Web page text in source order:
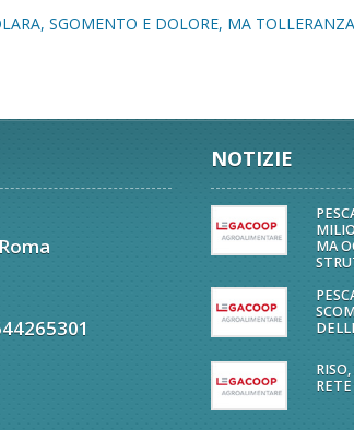
SGOMENTO E DOLORE, MA
NOTIZIE
MA